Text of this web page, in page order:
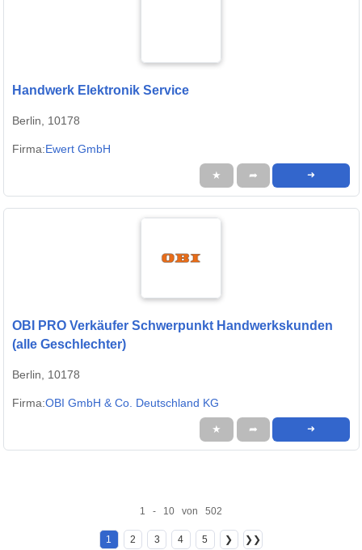
Handwerk Elektronik Service
Berlin, 10178
Firma:Ewert GmbH
★ ➦ ➜
OBI PRO Verkäufer Schwerpunkt Handwerkskunden
(alle Geschlechter)
Berlin, 10178
Firma:OBI GmbH & Co. Deutschland KG
★ ➦ ➜
1 - 10 von 502
1 2 3 4 5 ❯ ❯❯